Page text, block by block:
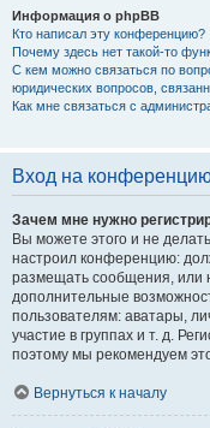
Информация о phpBB
Кто написал эту конференцию?
Почему здесь нет такой-то
С кем можно связаться по
юридических вопросов,
Как мне связаться с
Вход на
Зачем мне нужно
Вы можете этого и не
настроил конференцию:
размещать сообщения, или
дополнительные
пользователям: аватары,
участие в группах и т. д.
поэтому мы рекомендуем
Вернуться к началу